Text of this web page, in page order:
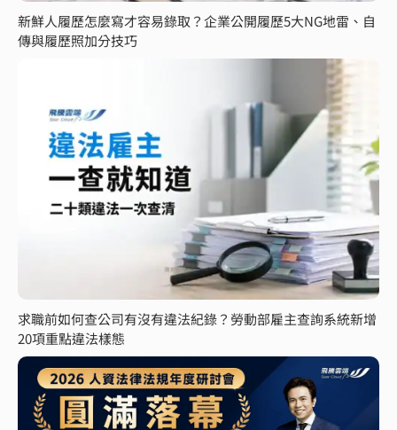
新鮮人履歷怎麼寫才容易錄取？企業公開履歷5大NG地雷、自
傳與履歷照加分技巧
求職前如何查公司有沒有違法紀錄？勞動部雇主查詢系統新增
20項重點違法樣態